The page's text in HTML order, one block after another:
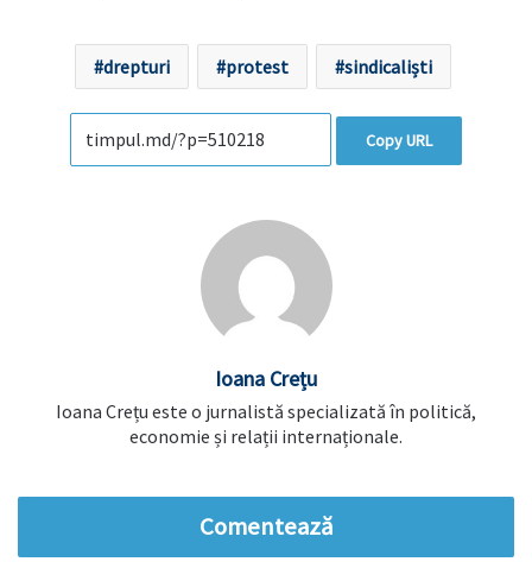
drepturi protest sindicaliști
Copy URL
Ioana Crețu
Ioana Crețu este o jurnalistă specializată în politică,
economie și relații internaționale.
Comentează